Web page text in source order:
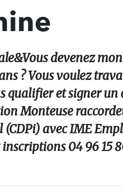
devenez
? Vous voulez
qualifier et signer un
Monteuse
avec IME
04 96 15